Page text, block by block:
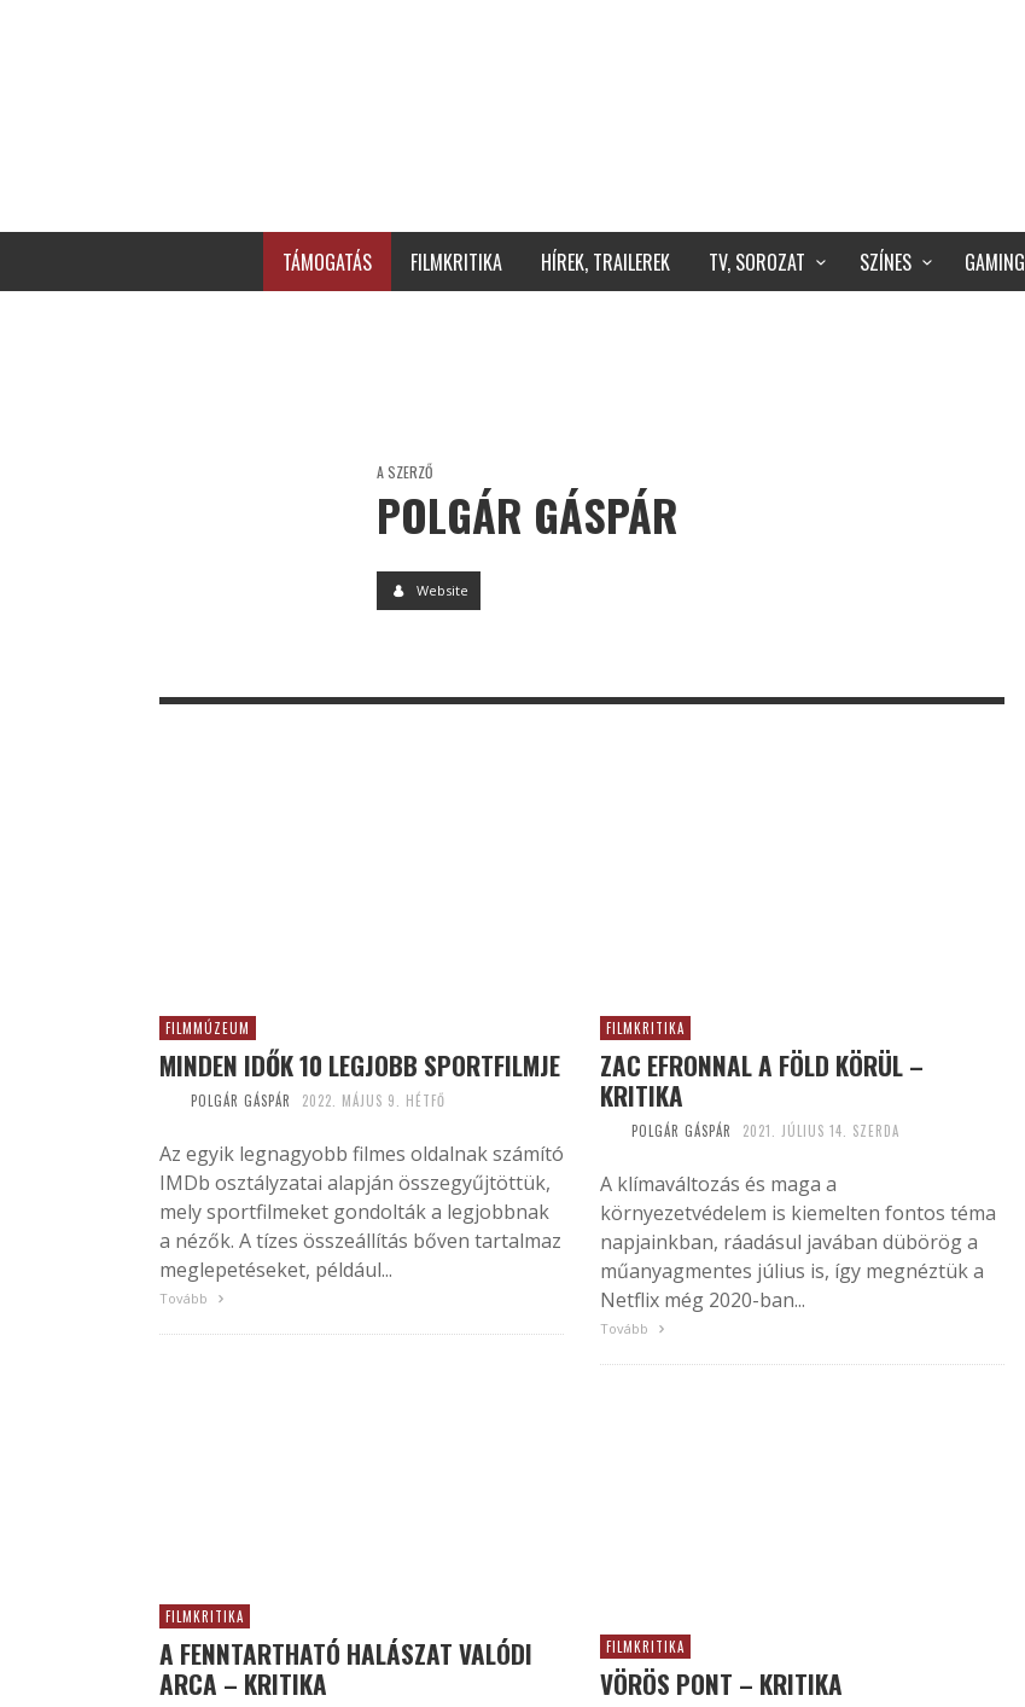
TÁMOGATÁS FILMKRITIKA HÍREK, TRAILEREK TV, SOROZAT SZÍNES GAMING
A SZERZŐ
POLGÁR GÁSPÁR
Website
FILMMÚZEUM
MINDEN IDŐK 10 LEGJOBB SPORTFILMJE
POLGÁR GÁSPÁR 2022. MÁJUS 9. HÉTFŐ
Az egyik legnagyobb filmes oldalnak számító
IMDb osztályzatai alapján összegyűjtöttük,
mely sportfilmeket gondolták a legjobbnak
a nézők. A tízes összeállítás bőven tartalmaz
meglepetéseket, például...
Tovább
FILMKRITIKA
ZAC EFRONNAL A FÖLD KÖRÜL –
KRITIKA
POLGÁR GÁSPÁR 2021. JÚLIUS 14. SZERDA
A klímaváltozás és maga a
környezetvédelem is kiemelten fontos téma
napjainkban, ráadásul javában dübörög a
műanyagmentes július is, így megnéztük a
Netflix még 2020-ban...
Tovább
FILMKRITIKA
A FENNTARTHATÓ HALÁSZAT VALÓDI
ARCA – KRITIKA
FILMKRITIKA
VÖRÖS PONT – KRITIKA